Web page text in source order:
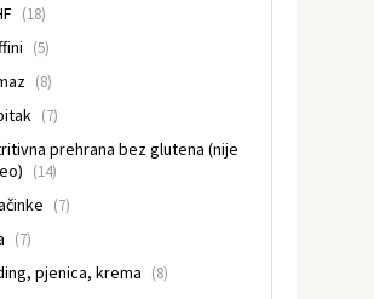
(18)
(5)
(8)
(7)
prehrana bez glutena (nije
(14)
(7)
(7)
pjenica, krema (8)